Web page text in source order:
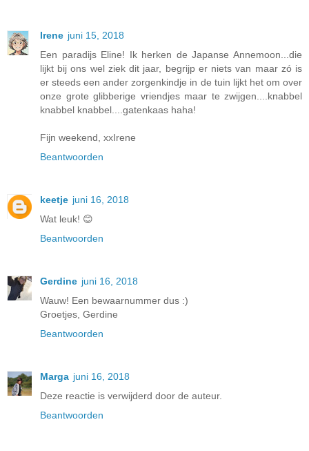
Irene juni 15, 2018
Een paradijs Eline! Ik herken de Japanse Annemoon...die
lijkt bij ons wel ziek dit jaar, begrijp er niets van maar zó is
er steeds een ander zorgenkindje in de tuin lijkt het om over
onze grote glibberige vriendjes maar te zwijgen....knabbel
knabbel knabbel....gatenkaas haha!
Fijn weekend, xxIrene
Beantwoorden
keetje juni 16, 2018
Wat leuk! 😊
Beantwoorden
Gerdine juni 16, 2018
Wauw! Een bewaarnummer dus :)
Groetjes, Gerdine
Beantwoorden
Marga juni 16, 2018
Deze reactie is verwijderd door de auteur.
Beantwoorden